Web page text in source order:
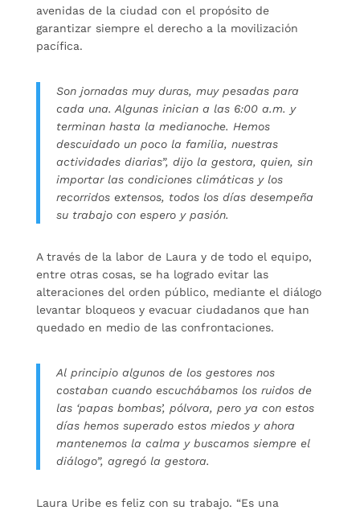
avenidas de la ciudad con el propósito de
garantizar siempre el derecho a la movilización
pacífica.
Son jornadas muy duras, muy pesadas para
cada una. Algunas inician a las 6:00 a.m. y
terminan hasta la medianoche. Hemos
descuidado un poco la familia, nuestras
actividades diarias”, dijo la gestora, quien, sin
importar las condiciones climáticas y los
recorridos extensos, todos los días desempeña
su trabajo con espero y pasión.
A través de la labor de Laura y de todo el equipo,
entre otras cosas, se ha logrado evitar las
alteraciones del orden público, mediante el diálogo
levantar bloqueos y evacuar ciudadanos que han
quedado en medio de las confrontaciones.
Al principio algunos de los gestores nos
costaban cuando escuchábamos los ruidos de
las ‘papas bombas’, pólvora, pero ya con estos
días hemos superado estos miedos y ahora
mantenemos la calma y buscamos siempre el
diálogo”, agregó la gestora.
Laura Uribe es feliz con su trabajo. “Es una